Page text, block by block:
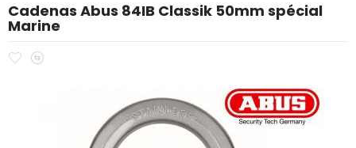
Cadenas Abus 84IB Classik 50mm spécial
Marine
Ajouter